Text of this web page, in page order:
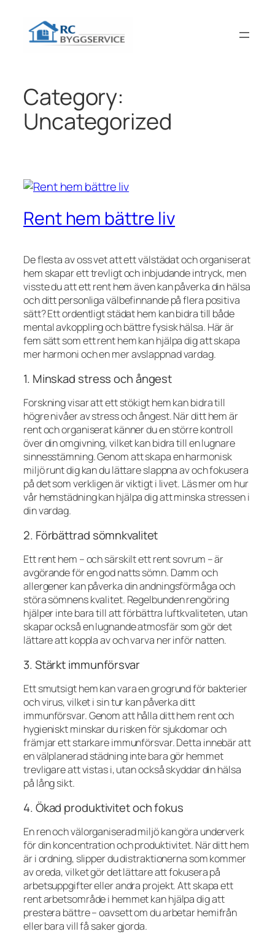
content
Category:
Uncategorized
Rent hem bättre liv
De flesta av oss vet att ett välstädat och organiserat
hem skapar ett trevligt och inbjudande intryck, men
visste du att ett rent hem även kan påverka din hälsa
och ditt personliga välbefinnande på flera positiva
sätt? Ett ordentligt städat hem kan bidra till både
mental avkoppling och bättre fysisk hälsa. Här är
fem sätt som ett rent hem kan hjälpa dig att skapa
mer harmoni och en mer avslappnad vardag.
1. Minskad stress och ångest
Forskning visar att ett stökigt hem kan bidra till
högre nivåer av stress och ångest. När ditt hem är
rent och organiserat känner du en större kontroll
över din omgivning, vilket kan bidra till en lugnare
sinnesstämning. Genom att skapa en harmonisk
miljö runt dig kan du lättare slappna av och fokusera
på det som verkligen är viktigt i livet. Läs mer om hur
vår hemstädning kan hjälpa dig att minska stressen i
din vardag.
2. Förbättrad sömnkvalitet
Ett rent hem – och särskilt ett rent sovrum – är
avgörande för en god natts sömn. Damm och
allergener kan påverka din andningsförmåga och
störa sömnens kvalitet. Regelbunden rengöring
hjälper inte bara till att förbättra luftkvaliteten, utan
skapar också en lugnande atmosfär som gör det
lättare att koppla av och varva ner inför natten.
3. Stärkt immunförsvar
Ett smutsigt hem kan vara en grogrund för bakterier
och virus, vilket i sin tur kan påverka ditt
immunförsvar. Genom att hålla ditt hem rent och
hygieniskt minskar du risken för sjukdomar och
främjar ett starkare immunförsvar. Detta innebär att
en välplanerad städning inte bara gör hemmet
trevligare att vistas i, utan också skyddar din hälsa
på lång sikt.
4. Ökad produktivitet och fokus
En ren och välorganiserad miljö kan göra underverk
för din koncentration och produktivitet. När ditt hem
är i ordning, slipper du distraktionerna som kommer
av oreda, vilket gör det lättare att fokusera på
arbetsuppgifter eller andra projekt. Att skapa ett
rent arbetsområde i hemmet kan hjälpa dig att
prestera bättre – oavsett om du arbetar hemifrån
eller bara vill få saker gjorda.